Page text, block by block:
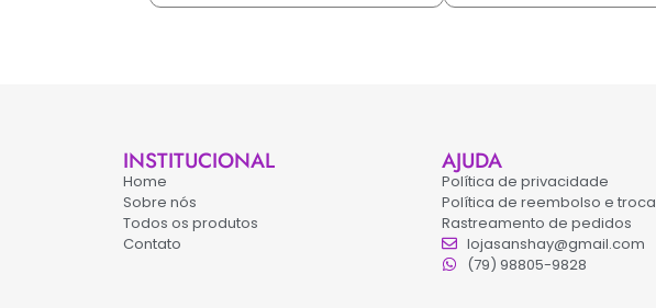
INSTITUCIONAL
Home
Sobre nós
Todos os produtos
Contato
AJUDA
Política de privacidade
Política de reembolso e troca
Rastreamento de pedidos
lojasanshay@gmail.com
(79) 98805-9828